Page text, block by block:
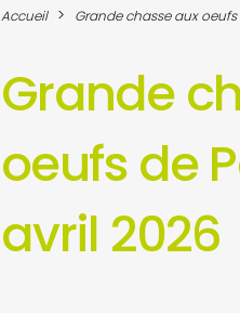
Accueil > Grande chasse aux
Grande
oeufs de
avril 2026